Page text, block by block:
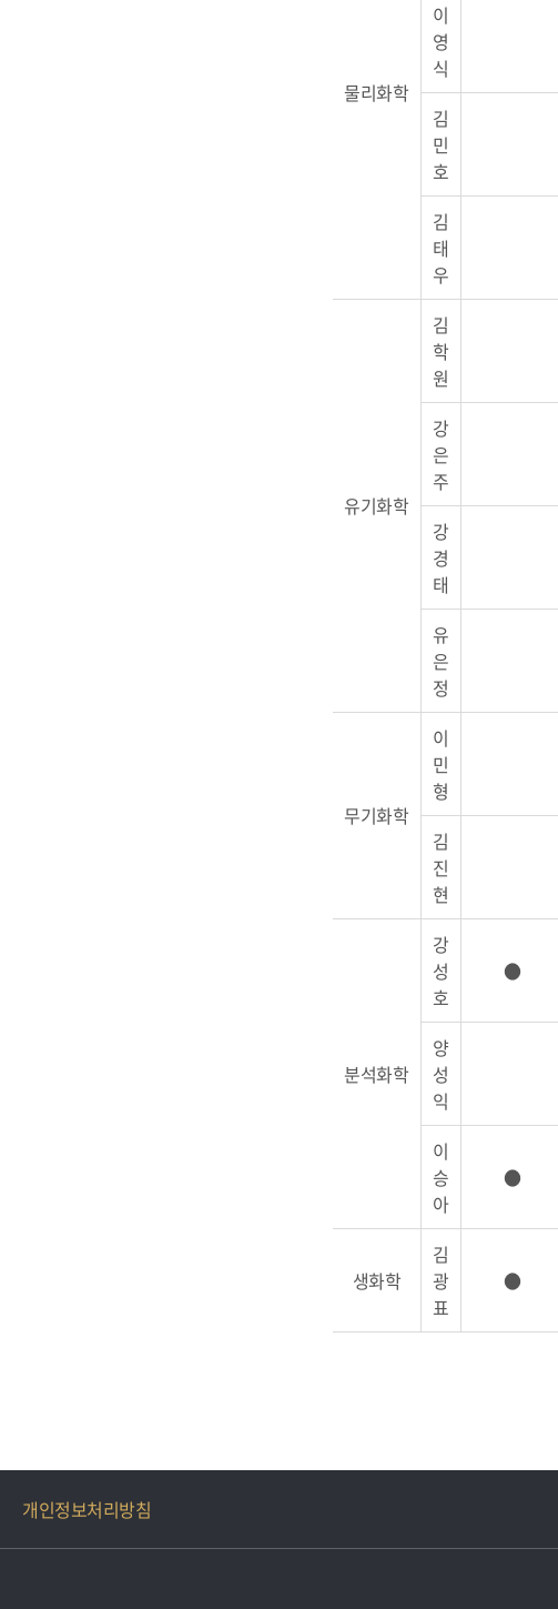
물리화학
이
영
식
김
민
호
김
태
우
유기화학
김
학
원
강
은
주
강
경
태
유
은
정
무기화학
이
민
형
김
진
현
분석화학
강
성
호
●
양
성
익
이
승
아
●
생화학
김
광
표
●
개인정보처리방침